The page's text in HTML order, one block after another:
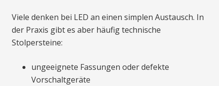
Viele denken bei LED an einen simplen Austausch. In
der Praxis gibt es aber häufig technische
Stolpersteine:
ungeeignete Fassungen oder defekte
Vorschaltgeräte